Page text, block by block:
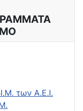
των Α.Ε.Ι.